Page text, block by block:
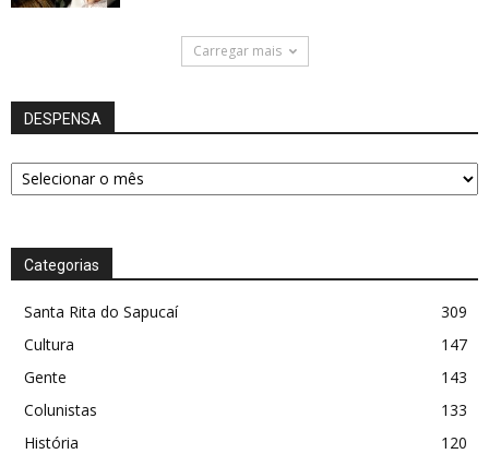
Carregar mais
DESPENSA
DESPENSA
Categorias
Santa Rita do Sapucaí
309
Cultura
147
Gente
143
Colunistas
133
História
120